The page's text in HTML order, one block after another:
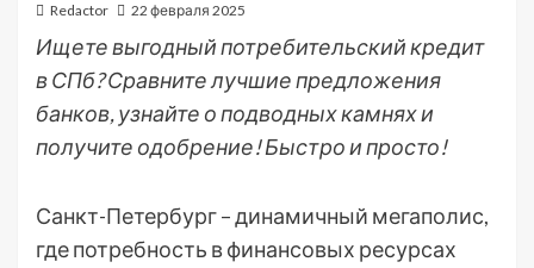
Redactor 22 февраля 2025
Ищете выгодный потребительский кредит
в СПб? Сравните лучшие предложения
банков, узнайте о подводных камнях и
получите одобрение! Быстро и просто!
Санкт-Петербург – динамичный мегаполис,
где потребность в финансовых ресурсах